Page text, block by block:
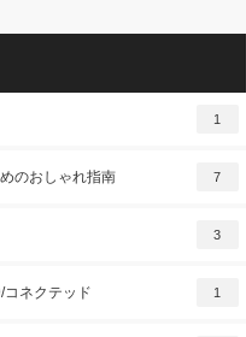
1
のおしゃれ指南 7
3
ネクテッド 1